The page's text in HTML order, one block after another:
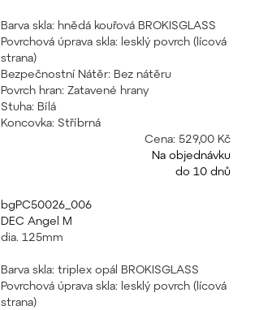
Barva skla: hnědá kouřová BROKISGLASS
Povrchová úprava skla: lesklý povrch (lícová
strana)
Bezpečnostní Nátěr: Bez nátěru
Povrch hran: Zatavené hrany
Stuha: Bílá
Koncovka: Stříbrná
Cena: 529,00 Kč
Na objednávku
do 10 dnů
bgPC50026_006
DEC Angel M
dia. 125mm
Barva skla: triplex opál BROKISGLASS
Povrchová úprava skla: lesklý povrch (lícová
strana)